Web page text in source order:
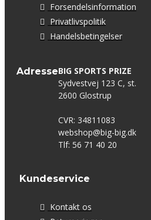
Forsendelsinformation
Privatlivspolitik
Handelsbetingelser
AdresseBIG SPORTS PRIZE
Sydvestvej 123 C, st.
2600 Glostrup
CVR: 34811083
webshop@big-big.dk
Tlf: 56 71 40 20
Kundeservice
Kontakt os